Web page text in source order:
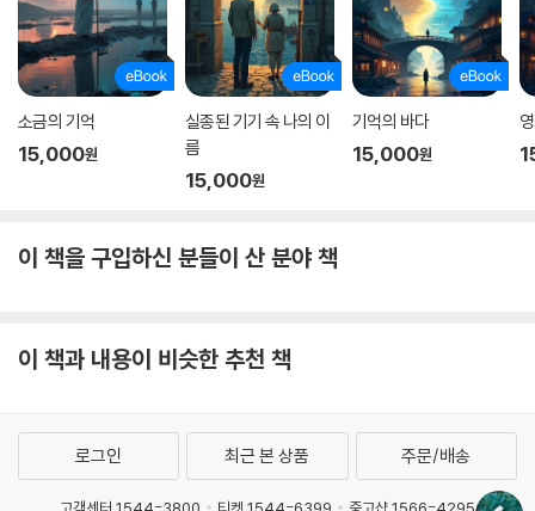
소금의 기억
15,000원
실종된 기기 속 나의 이
름
15,000원
기억의 바다
15,000원
이 책을 구입하신 분들이 산 분야 책
이 책과 내용이 비슷한 추천 책
로그인 최근 본 상품 주문/배송